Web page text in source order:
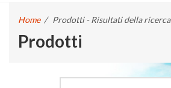
Home / Prodotti - Risultati della ricerca
Prodotti